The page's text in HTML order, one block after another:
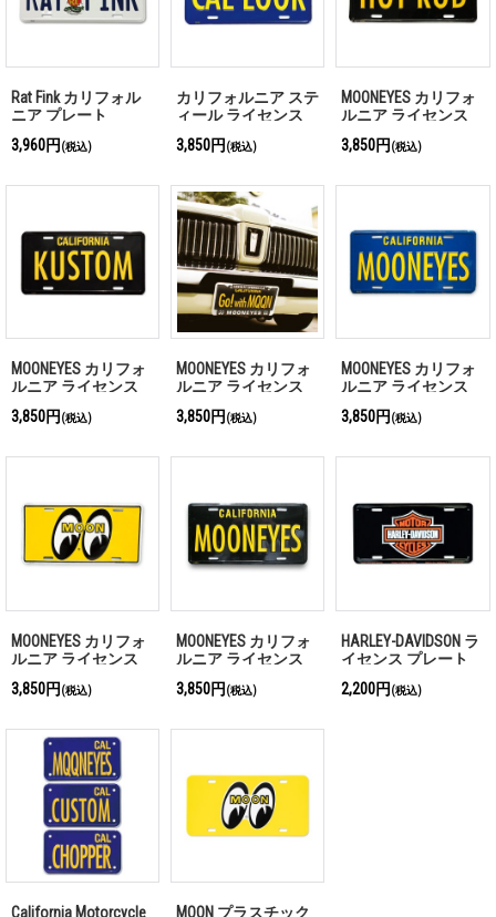
Rat Fink カリフォル
ニア プレート
3,960円 (税込)
カリフォルニア ステ
ィール ライセンス
プレート CAL LOOK
3,850円 (税込)
MOONEYES カリフォ
ルニア ライセンス
プレート HOT ROD
3,850円 (税込)
MOONEYES カリフォ
ルニア ライセンス
プレート KUSTOM
3,850円 (税込)
MOONEYES カリフォ
ルニア ライセンス
プレート Go! with
MQQN
3,850円 (税込)
MOONEYES カリフォ
ルニア ライセンス
プレート ブルー
3,850円 (税込)
MOONEYES カリフォ
ルニア ライセンス
イズ
3,850円(税込)
MOONEYES カリフォ
ルニア ライセンス
3,850円(税込)
HARLEY-DAVIDSON ラ
イセンス プレート
2,200円(税込)
California Motorcycle MOON プラスチック